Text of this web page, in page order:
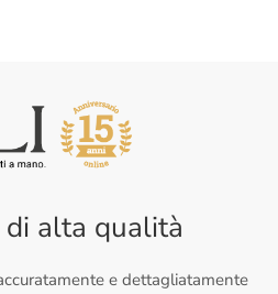
alta qualità
e dettagliatamente